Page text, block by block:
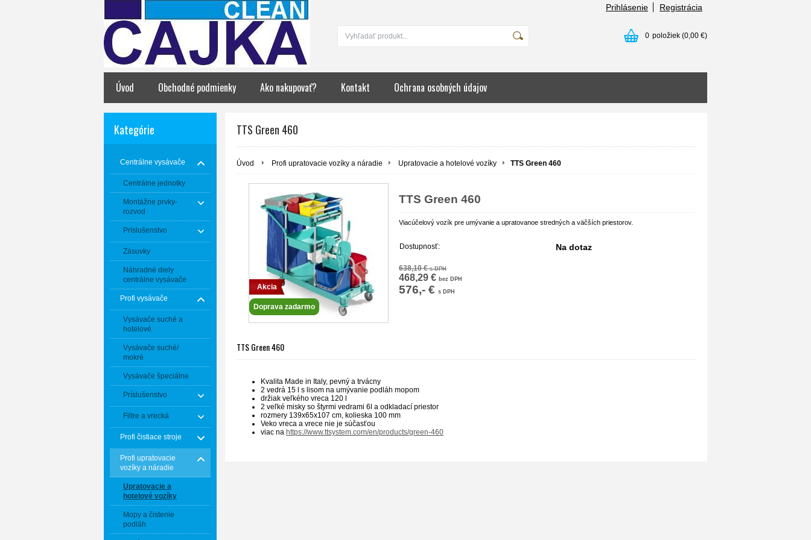
Prihlásenie Registrácia
0 položiek (0,00 €)
Úvod Obchodné podmienky Ako nakupovať? Kontakt Ochrana osobných údajov
Kategórie
Centrálne vysávače
Centrálne jednotky
Montážne prvky-
rozvod
Príslušenstvo
Zásuvky
Náhradné diely
centrálne vysávače
Profi vysávače
Vysávače suché a
hotelové
Vysávače suché/
mokré
Vysávače špeciálne
Príslušenstvo
Filtre a vrecká
Profi čistiace stroje
Profi upratovacie
vozíky a náradie
Upratovacie a
hotelové vozíky
Mopy a čistenie
podláh
TTS Green 460
Úvod Profi upratovacie vozíky a náradie Upratovacie a hotelové vozíky TTS Green 460
Akcia
Doprava zadarmo
TTS Green 460
Viacúčelový vozík pre umývanie a upratovanoe stredných a väčších priestorov.
Dostupnosť: Na dotaz
638,10 €s DPH
468,29 € bez DPH
576,- € s DPH
TTS Green 460
Kvalita Made in Italy, pevný a trvácny
2 vedrá 15 l s lisom na umývanie podláh mopom
držiak veľkého vreca 120 l
2 veľké misky so štyrmi vedrami 6l a odkladací priestor
rozmery 139x65x107 cm, kolieska 100 mm
Veko vreca a vrece nie je súčasťou
viac na https://www.ttsystem.com/en/products/green-460